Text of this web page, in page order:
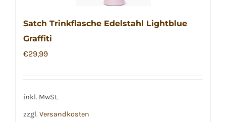
Satch Trinkflasche Edelstahl Lightblue
Graffiti
€29,99
inkl. MwSt.
zzgl. Versandkosten